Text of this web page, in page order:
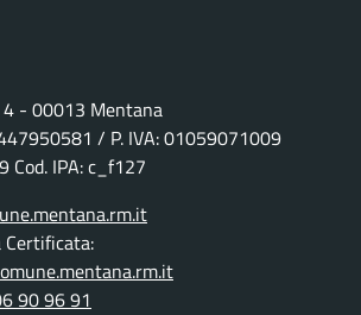
4 - 00013 Mentana
/ P. IVA:01059071009
Cod. IPA: c_f127
90 96 91